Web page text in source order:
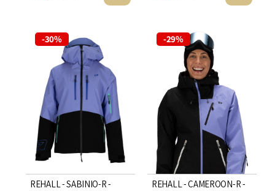
-30%
REHALL - SABINIO-R -
-29%
REHALL - CAMEROON-R -